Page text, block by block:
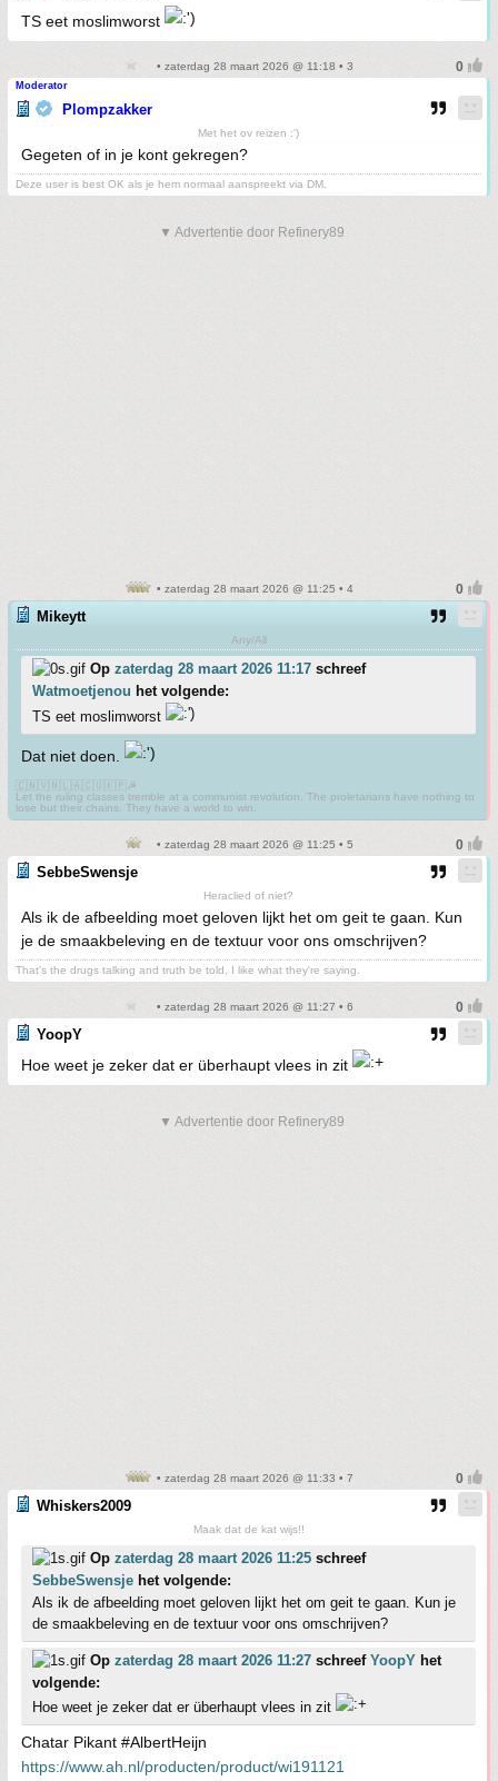
TS eet moslimworst
• zaterdag 28 maart 2026 @ 11:18 • 3
Moderator
Plompzakker
Met het ov reizen :')
Gegeten of in je kont gekregen?
Deze user is best OK als je hem normaal aanspreekt via DM.
▼ Advertentie door Refinery89
• zaterdag 28 maart 2026 @ 11:25 • 4
Mikeytt
Any/All
Op zaterdag 28 maart 2026 11:17 schreef
Watmoetjenou het volgende:
TS eet moslimworst
Dat niet doen.
🇨🇳🇻🇳🇱🇦🇨🇺🇰🇵☭
Let the ruling classes tremble at a communist revolution. The proletarians have nothing to
lose but their chains. They have a world to win.
• zaterdag 28 maart 2026 @ 11:25 • 5
SebbeSwensje
Heraclied of niet?
Als ik de afbeelding moet geloven lijkt het om geit te gaan. Kun
je de smaakbeleving en de textuur voor ons omschrijven?
That's the drugs talking and truth be told, I like what they're saying.
• zaterdag 28 maart 2026 @ 11:27 • 6
YoopY
Hoe weet je zeker dat er überhaupt vlees in zit
▼ Advertentie door Refinery89
• zaterdag 28 maart 2026 @ 11:33 • 7
Whiskers2009
Maak dat de kat wijs!!
Op zaterdag 28 maart 2026 11:25 schreef
SebbeSwensje het volgende:
Als ik de afbeelding moet geloven lijkt het om geit te gaan. Kun je
de smaakbeleving en de textuur voor ons omschrijven?
Op zaterdag 28 maart 2026 11:27 schreef YoopY het
volgende:
Hoe weet je zeker dat er überhaupt vlees in zit
Chatar Pikant #AlbertHeijn
https://www.ah.nl/producten/product/wi191121